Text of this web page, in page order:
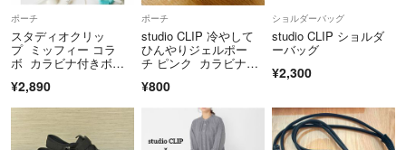
ポーチ
スタディオクリッ
プ ミッフィー コラ
ボ カラビナ付きボア
¥2,890
ポーチ
studio CLIP 冷やして
ひんやりジェルポー
チ ピンク カラビナ付
¥800
ショルダーバッグ
studio CLIP ショルダ
ーバッグ
¥2,300